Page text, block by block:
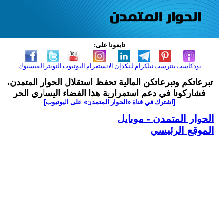
تابعونا على:
الفيسبوك التويتر اليوتيوب الانستغرام لينكدإن تيلكرامبنترست بودكاست
تبرعاتكم وتبرعاتكن المالية تحفظ استقلال الحوار المتمدن،
فشاركونا في دعم استمرارية هذا الفضاء اليساري الحر
[اشترك في قناة ‫«الحوار المتمدن» على اليوتيوب]
الحوار المتمدن - موبايل
الموقع الرئيسي